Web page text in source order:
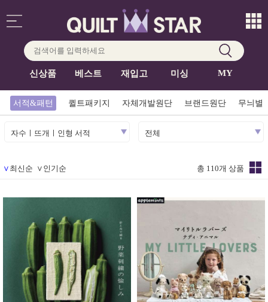
신상품 베스트 재입고 미싱 MY
서적&패턴 퀼트패키지 자체개발원단 브랜드원단 무늬별
자수ㅣ뜨개ㅣ인형 서적 전체
총 110개 상품
∨ 최신순 ∨ 인기순